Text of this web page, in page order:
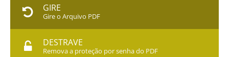
GIRE
Gire o Arquivo PDF
DESTRAVE
Remova a proteção por senha do PDF